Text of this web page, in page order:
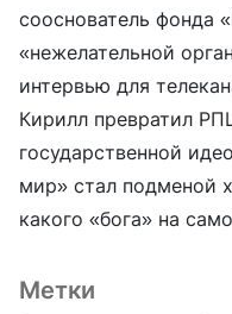
сооснователь фонда
«нежелательной
интервью для
Кирилл превратил
государственной
мир» стал подменой
какого «бога» на
Метки